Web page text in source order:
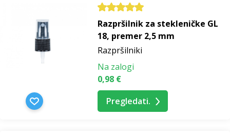
Razpršilnik za stekleničke GL
18, premer 2,5 mm
Razpršilniki
Na zalogi
0,98 €
Pregledati.